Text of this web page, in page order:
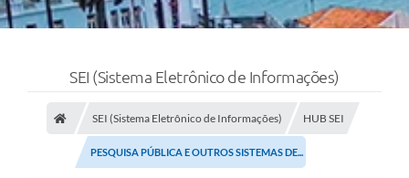
SEI (Sistema Eletrônico de Informações)
SEI (Sistema Eletrônico de Informações) HUB SEI
PESQUISA PÚBLICA E OUTROS SISTEMAS DE...